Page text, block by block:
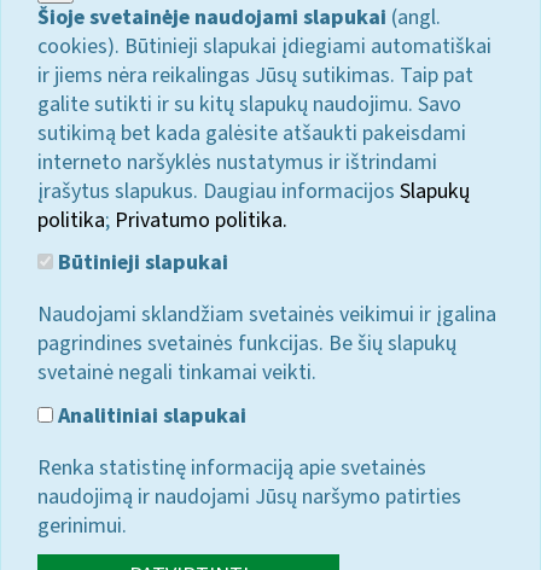
Šioje svetainėje naudojami slapukai (angl.
cookies). Būtinieji slapukai įdiegiami automatiškai
ir jiems nėra reikalingas Jūsų sutikimas. Taip pat
galite sutikti ir su kitų slapukų naudojimu. Savo
sutikimą bet kada galėsite atšaukti pakeisdami
interneto naršyklės nustatymus ir ištrindami
įrašytus slapukus. Daugiau informacijos Slapukų
politika; Privatumo politika.
Būtinieji slapukai
Naudojami sklandžiam svetainės veikimui ir įgalina
pagrindines svetainės funkcijas. Be šių slapukų
svetainė negali tinkamai veikti.
Analitiniai slapukai
Renka statistinę informaciją apie svetainės
naudojimą ir naudojami Jūsų naršymo patirties
gerinimui.